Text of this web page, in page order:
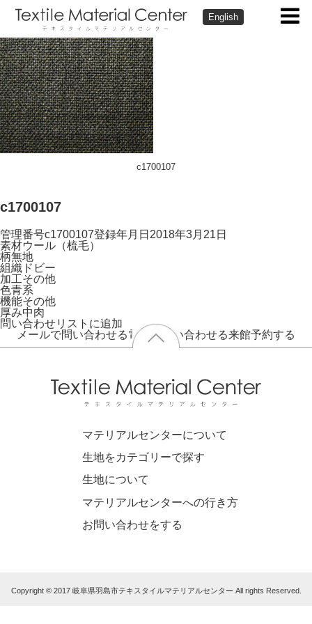
English
c1700107
c1700107
管理番号c1700107登録年月日 2018年3月21日
素材ウール（梳毛）
柄無地
組織 ドビー
加工その他
色青系
機能その他
厚み中肉
問い合わせリストに追加
メールで問い合わせる電話で問い合わせる来館予約する
マテリアルセンターについて
生地をカテゴリーで探す
生地について
マテリアルセンターへの行き方
お問い合わせをする
Copyright © 2017 岐阜県羽島市テキスタイルマテリアルセンター All rights Reserved.